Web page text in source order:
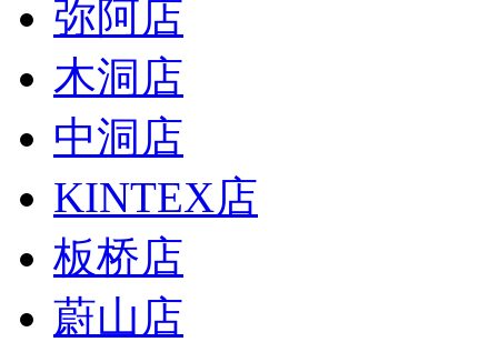
弥阿店
木洞店
中洞店
KINTEX店
板桥店
蔚山店